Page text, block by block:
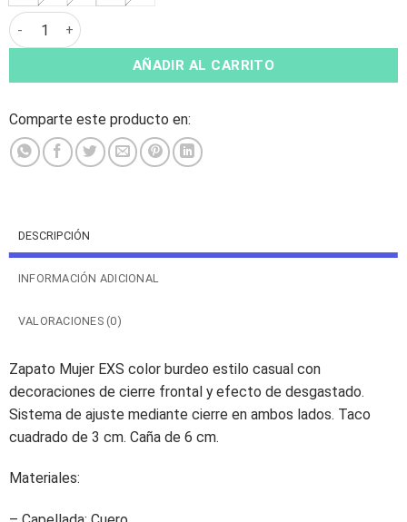
Zapato Exs Ruff Cuero Burdeo cantidad
AÑADIR AL CARRITO
Comparte este producto en:
DESCRIPCIÓN
INFORMACIÓN ADICIONAL
VALORACIONES (0)
Zapato Mujer EXS color burdeo estilo casual con
decoraciones de cierre frontal y efecto de desgastado.
Sistema de ajuste mediante cierre en ambos lados. Taco
cuadrado de 3 cm. Caña de 6 cm.
Materiales: